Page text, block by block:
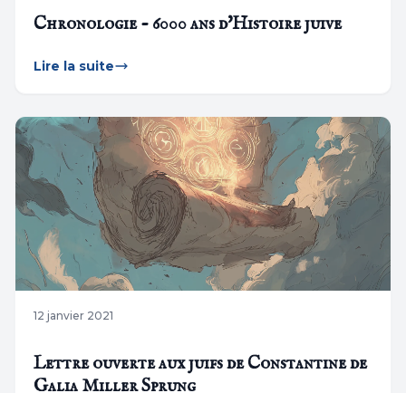
Chronologie - 6000 ans d'Histoire juive
Lire la suite
12 janvier 2021
Lettre ouverte aux juifs de Constantine de
Galia Miller Sprung